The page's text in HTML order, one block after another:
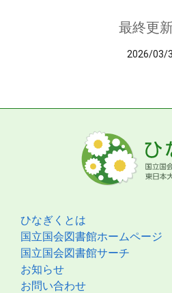
最終更
2026/03/
ひなぎくとは
国立国会図書館ホームページ
国立国会図書館サーチ
お知らせ
お問い合わせ